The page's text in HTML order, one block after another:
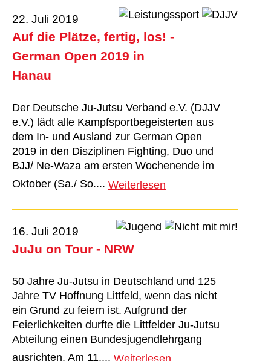
22. Juli 2019
Auf die Plätze, fertig, los! -
German Open 2019 in
Hanau
Der Deutsche Ju-Jutsu Verband e.V. (DJJV
e.V.) lädt alle Kampfsportbegeisterten aus
dem In- und Ausland zur German Open
2019 in den Disziplinen Fighting, Duo und
BJJ/ Ne-Waza am ersten Wochenende im
Oktober (Sa./ So.... Weiterlesen
16. Juli 2019
JuJu on Tour - NRW
50 Jahre Ju-Jutsu in Deutschland und 125
Jahre TV Hoffnung Littfeld, wenn das nicht
ein Grund zu feiern ist. Aufgrund der
Feierlichkeiten durfte die Littfelder Ju-Jutsu
Abteilung einen Bundesjugendlehrgang
ausrichten. Am 11....